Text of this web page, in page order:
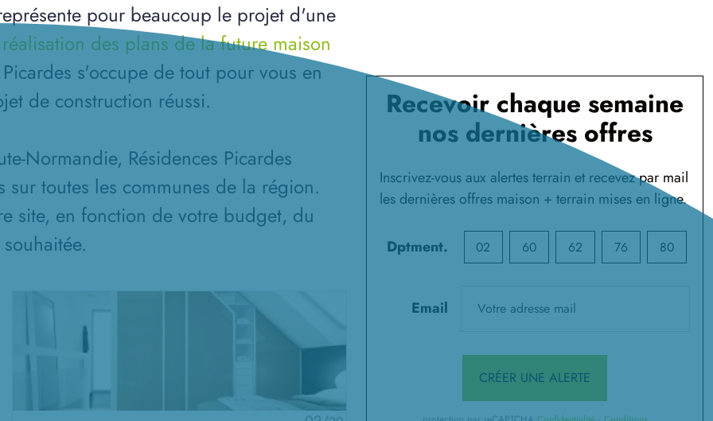
pour beaucoup le projet d'une
réalisation des plans de la future maison
s'occupe de tout pour vous en
de construction réussi.
Normandie, Résidences Picardes
sur toutes les communes de la région.
site, en fonction de votre budget, du
Recevoir chaque semaine
nos dernières offres
Inscrivez-vous aux alertes terrain et recevez par mail
les dernières offres maison + terrain mises en ligne.
Dptment. 02 60 62 76 80
Email
CRÉER UNE ALERTE